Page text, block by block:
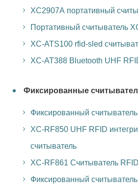
XC2907A портативный
Портативный считыватель
XC-ATS100 rfid-sled
XC-AT388 Bluetooth UHF
Фиксированные
Фиксированный
XC-RF850 UHF RFID
считыватель
XC-RF861 Считыватель
Фиксированный